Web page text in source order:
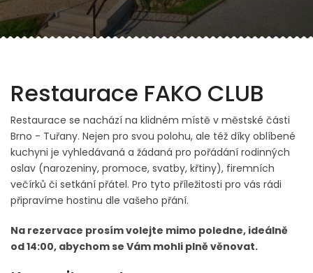
Restaurace FAKO CLUB
Restaurace se nachází na klidném místě v městské části
Brno - Tuřany. Nejen pro svou polohu, ale též díky oblíbené
kuchyni je vyhledávaná a žádaná pro pořádání rodinných
oslav (narozeniny, promoce, svatby, křtiny), firemních
večírků či setkání přátel. Pro tyto příležitosti pro vás rádi
připravíme hostinu dle vašeho přání.
Na rezervace prosím volejte mimo poledne, ideálně
od 14:00, abychom se Vám mohli plně věnovat.